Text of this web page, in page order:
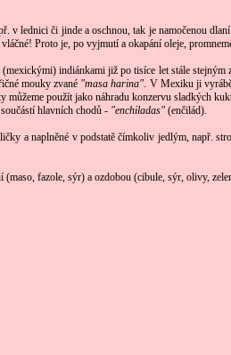
v lednici či jinde a oschnou, tak je namočenou
Proto je, po vyjmutí a okapání oleje,
indiánkami již po tisíce let stále
mouky zvané "masa harina". V Mexiku ji
použít jako náhradu konzervu sladkých
hlavních chodů - "enchiladas" (enčilád).
a naplněné v podstatě čímkoliv jedlým, např.
fazole, sýr) a ozdobou (cibule, sýr, olivy,